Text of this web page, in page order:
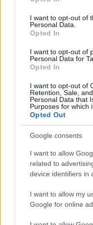
use your data for below
consent section.
I want to opt-out of
Personal Data.
Opted In
I want to opt-out of
Personal Data for
Opted In
I want to opt-out of
Retention, Sale,
Personal Data that
Purposes for which
Opted Out
Google consents
I want to allow
related to
device identifiers in
I want to allow my
Google for online
i tuoi
345
da
Condividi l'articolo